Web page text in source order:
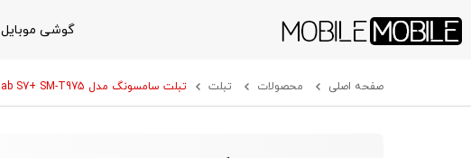
گوشی موبایل
صفحه اصلی محصولات تبلت تبلت سامسونگ مدل Galaxy Tab S7+ SM-T975 ظرفیت 128 گیگابایت و رم 6 گیگابایت